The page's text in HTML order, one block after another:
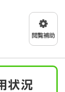
状況